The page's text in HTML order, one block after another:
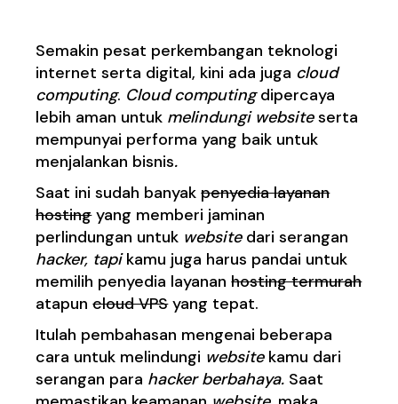
Semakin pesat perkembangan teknologi
internet serta digital, kini ada juga cloud
computing. Cloud computingdipercaya
lebih aman untuk melindungi websiteserta
mempunyai performa yang baik untuk
menjalankan bisnis.
Saat ini sudah banyakpenyedia layanan
hostingyang memberi jaminan
perlindungan untuk websitedari serangan
hacker, tapikamu juga harus pandai untuk
memilih penyedia layananhosting termurah
atapuncloud VPSyang tepat.
Itulah pembahasan mengenai beberapa
cara untuk melindungi websitekamu dari
serangan para hacker berbahaya. Saat